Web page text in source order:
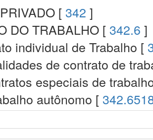
[ 342 ]
DO TRABALHO [ 342.6 ]
individual de Trabalho [
de contrato de
especiais de
autônomo [